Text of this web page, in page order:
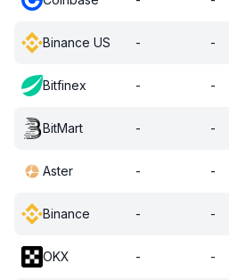
Binance US - -
Bitfinex - -
BitMart - -
Aster - -
Binance - -
OKX - -